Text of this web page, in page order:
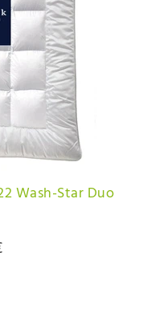
Wash-Star Duo